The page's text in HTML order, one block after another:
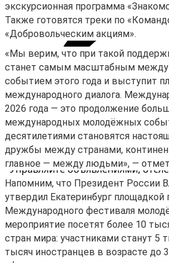
Личный кабинет
Управляйте объявлениями,
публикации и получайте
Войти или зарегистрироваться
экскурсионная программа
Также готовятся треки по
«Добровольческим акциям».
«Мы верим, что при такой
станет самым масштабным
событием этого года и выступит
международного диалога.
2026 года — это продолжение
международных молодёжных
десятилетиями становятся
дружбы между странами,
главное — между людьми», —
Напомним, что Президент России
утвердил Екатеринбург площадкой
Международного фестиваля
мероприятие посетят более 10
стран мира: участниками станут 5
тысяч иностранцев в возрасте до